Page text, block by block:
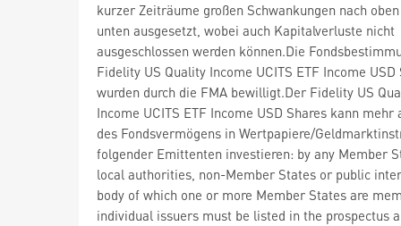
kurzer Zeiträume großen Schwankungen nach
unten ausgesetzt, wobei auch Kapitalverluste nicht
ausgeschlossen werden können.Die
Fidelity US Quality Income UCITS ETF Income USD
wurden durch die FMA bewilligt.Der Fidelity US
Income UCITS ETF Income USD Shares kann mehr
des Fondsvermögens in Wertpapiere/
folgender Emittenten investieren: by any Member
local authorities, non-Member States or public
body of which one or more Member States are
individual issuers must be listed in the prospectus